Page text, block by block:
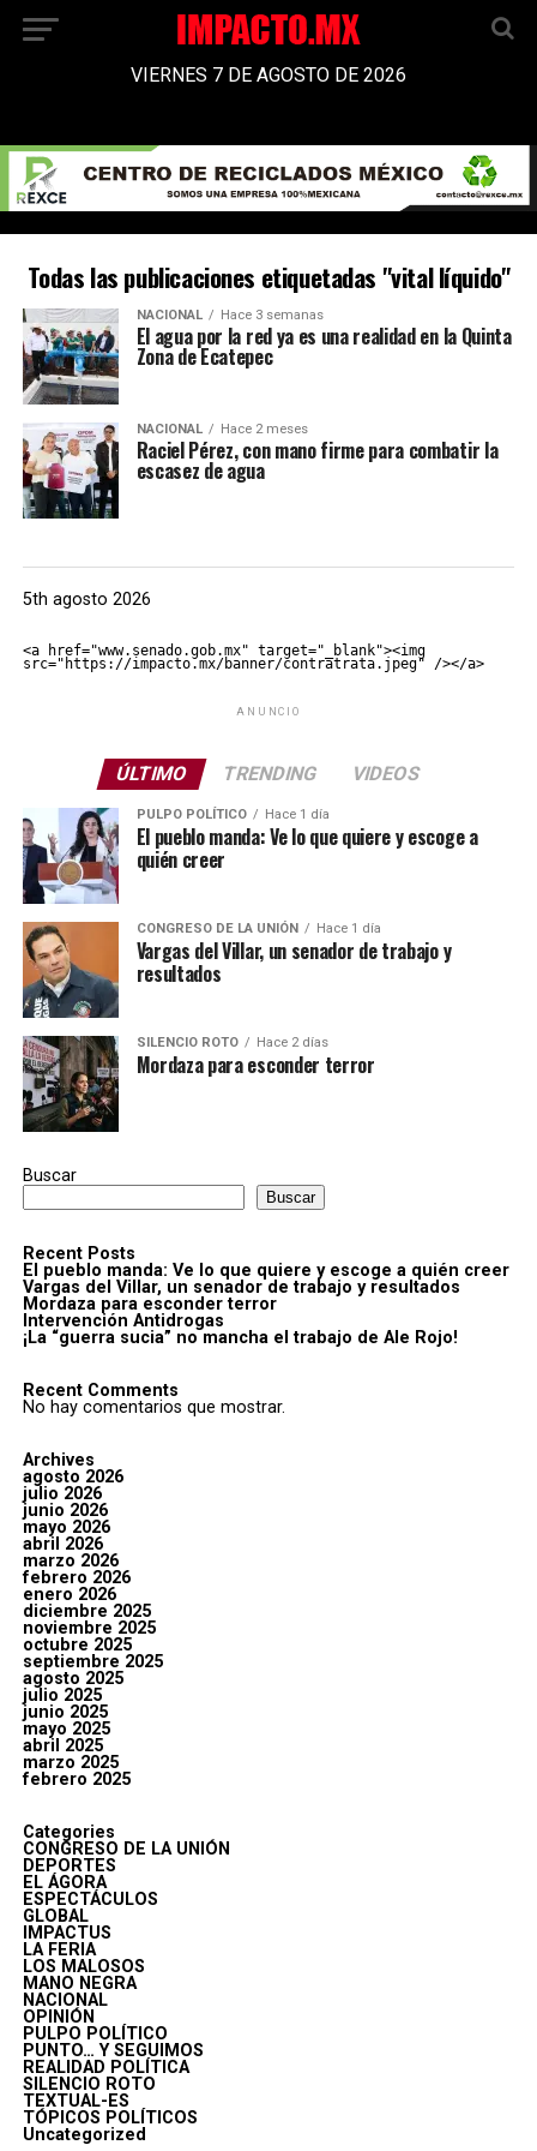
VIERNES 7 DE AGOSTO DE 2026
Todas las publicaciones etiquetadas "vital líquido"
NACIONAL Hace 3 semanas
El agua por la red ya es una realidad en la Quinta
Zona de Ecatepec
NACIONAL Hace 2 meses
Raciel Pérez, con mano firme para combatir la
escasez de agua
5th agosto 2026
<a href="www.senado.gob.mx" target="_blank"><img
src="https://impacto.mx/banner/contratrata.jpeg" /></a>
ANUNCIO
ÚLTIMO TRENDING VIDEOS
PULPO POLÍTICO Hace 1 día
El pueblo manda: Ve lo que quiere y escoge a
quién creer
CONGRESO DE LA UNIÓN Hace 1 día
Vargas del Villar, un senador de trabajo y
resultados
SILENCIO ROTO Hace 2 días
Mordaza para esconder terror
Buscar
Buscar
Recent Posts
El pueblo manda: Ve lo que quiere y escoge a quién creer
Vargas del Villar, un senador de trabajo y resultados
Mordaza para esconder terror
Intervención Antidrogas
¡La “guerra sucia” no mancha el trabajo de Ale Rojo!
Recent Comments
No hay comentarios que mostrar.
Archives
agosto 2026
julio 2026
junio 2026
mayo 2026
abril 2026
marzo 2026
febrero 2026
enero 2026
diciembre 2025
noviembre 2025
octubre 2025
septiembre 2025
agosto 2025
julio 2025
junio 2025
mayo 2025
abril 2025
marzo 2025
febrero 2025
Categories
CONGRESO DE LA UNIÓN
DEPORTES
EL ÁGORA
ESPECTÁCULOS
GLOBAL
IMPACTUS
LA FERIA
LOS MALOSOS
MANO NEGRA
NACIONAL
OPINIÓN
PULPO POLÍTICO
PUNTO… Y SEGUIMOS
REALIDAD POLÍTICA
SILENCIO ROTO
TEXTUAL-ES
TÓPICOS POLÍTICOS
Uncategorized